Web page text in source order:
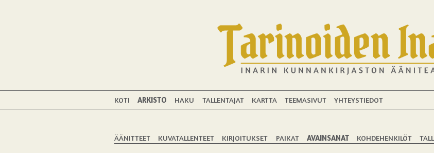
KOTI ARKISTO HAKU TALLENTAJAT KARTTA TEEMASIVUT YHTEYSTIEDOT
ÄÄNITTEET KUVATALLENTEET KIRJOITUKSET PAIKAT AVAINSANAT KOHDEHENKILÖT